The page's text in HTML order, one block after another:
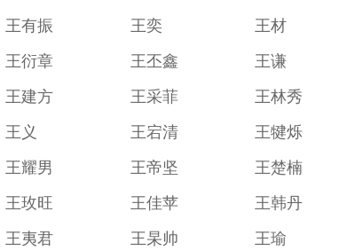
王有振 王奕
王材
王衍章 王丕鑫
王谦
王建方 王采菲
王林秀
王义 王宕清
王犍烁
王耀男 王帝坚
王楚楠
王玫旺 王佳苹
王韩丹
王夷君 王杲帅
王瑜